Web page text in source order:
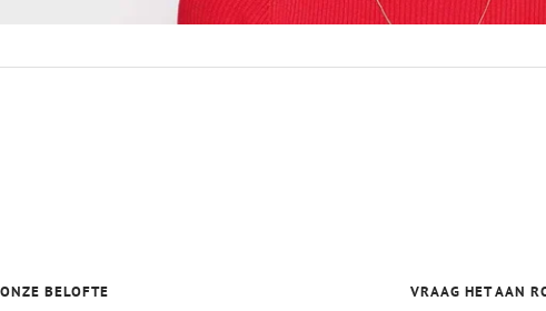
ONZE BELOFTE VRAAG HET AAN